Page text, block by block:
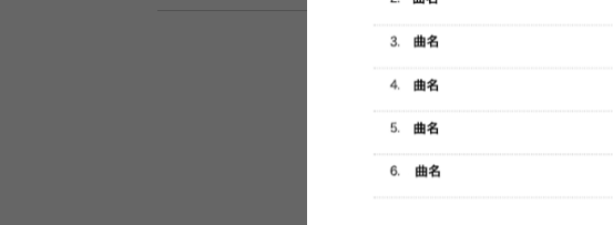
セットリストをプレイリストにし